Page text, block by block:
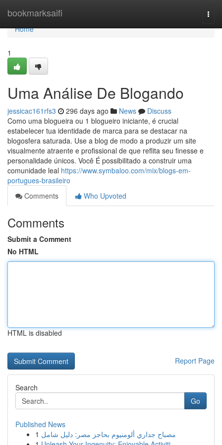
bookmarksaifi
Home
Home
1
Uma Análise De Blogando
jessicac161rfs3 296 days ago News
Discuss
Como uma blogueira ou 1 blogueiro iniciante, é crucial
estabelecer tua identidade de marca para se destacar na
blogosfera saturada. Use a blog de modo a produzir um site
visualmente atraente e profissional de que reflita seu finesse e
personalidade únicos. Você É possibilitado a construir uma
comunidade leal https://www.symbaloo.com/mix/blogs-em-
portugues-brasileiro
Comments
Who Upvoted
Comments
Submit a Comment
No HTML
HTML is disabled
Report Page
Search
Go
Published News
1 مصباح جداري ألومنيوم بحاجز مصر: دليل شامل